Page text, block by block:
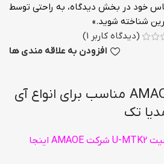
خود در بخش دیدگاه، به راحتی توسط
شناخته شوید.»
(دیدگاه کاربر 1
)
افزودن به علاقه مندی ها
شابلون AMAOE MTK2 مناسب برای انواع آی
تک
برای مشاهده عکس با کفیت U-MTK2 شرکت AMAOE اینجا